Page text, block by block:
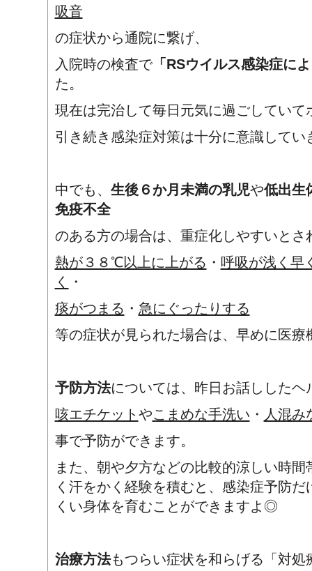
吸音
の症状から通院に繋げ、
入院時の検査で「RSウイルス感染症に
た。
現在は完治して毎日元気に過ごしていて
引き続き感染症対策は十分に意識して
中でも、 生後６か月未満の乳児や低出生
免疫不全
のある方の場合は、重症化しやすいと
熱が３８℃以上に上がる ・ 呼吸が浅く早
く
・
痰がつまる ・ 急にぐったりする
等の症状が見られた場合は、早めに医療
予防方法については、昨日お話ししたヘ
咳エチケット やこまめな手洗い ・ 人混み
事で予防ができます。
また、朝や夕方などの比較的涼しい時
く汗をかく経験を積むと、感染症予防
くい身体を育むことができますよ◎
治療方法もつらい症状を和らげる「対処